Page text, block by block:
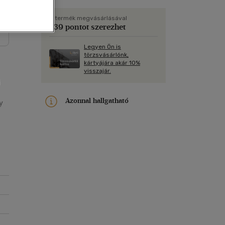
Képeslap
Papír, írószer
A termék megvásárlásával
239 pontot szerezhet
Legyen Ön is
törzsvásárlónk,
kártyájára akár 10%
visszajár.
Azonnal hallgatható